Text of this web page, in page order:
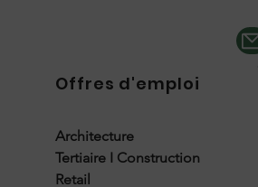
Offres d'emploi
Architecture
Tertiaire I Construction
Retail